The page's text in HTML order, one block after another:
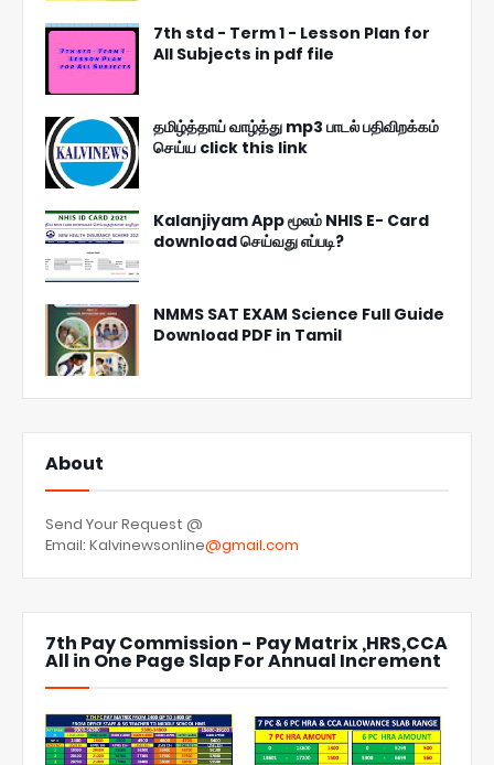
7th std - Term 1 - Lesson Plan for
All Subjects in pdf file
தமிழ்த்தாய் வாழ்த்து mp3 பாடல் பதிவிறக்கம்
செய்ய click this link
Kalanjiyam App மூலம் NHIS E- Card
download செய்வது எப்படி?
NMMS SAT EXAM Science Full Guide
Download PDF in Tamil
About
Send Your Request @
Email: Kalvinewsonline@gmail.com
7th Pay Commission - Pay Matrix ,HRS,CCA
All in One Page Slap For Annual Increment